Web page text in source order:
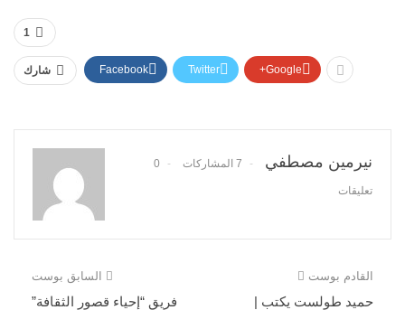
1
شارك Facebook Twitter Google+
نيرمين مصطفي 7 المشاركات 0
تعليقات
السابق بوست
فريق “إحياء قصور الثقافة”
القادم بوست
حميد طولست يكتب |